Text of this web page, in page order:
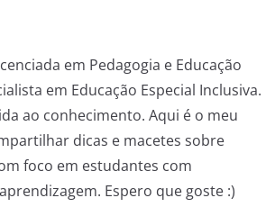
em Pedagogia e Educação
em Educação Especial Inclusiva.
ao conhecimento. Aqui é o meu
dicas e macetes sobre
foco em estudantes com
Espero que goste :)